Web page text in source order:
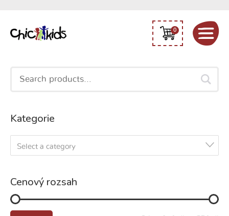
0
Search
Kategorie
Select a category
Cenový rozsah